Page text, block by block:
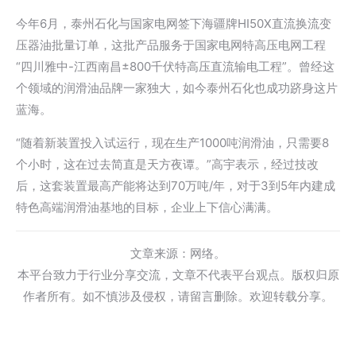
今年6月，泰州石化与国家电网签下海疆牌HI50X直流换流变
压器油批量订单，这批产品服务于国家电网特高压电网工程
“四川雅中-江西南昌±800千伏特高压直流输电工程”。曾经这
个领域的润滑油品牌一家独大，如今泰州石化也成功跻身这片
蓝海。
“随着新装置投入试运行，现在生产1000吨润滑油，只需要8
个小时，这在过去简直是天方夜谭。”高宇表示，经过技改
后，这套装置最高产能将达到70万吨/年，对于3到5年内建成
特色高端润滑油基地的目标，企业上下信心满满。
文章来源：网络。
本平台致力于行业分享交流，文章不代表平台观点。版权归原
作者所有。如不慎涉及侵权，请留言删除。欢迎转载分享。